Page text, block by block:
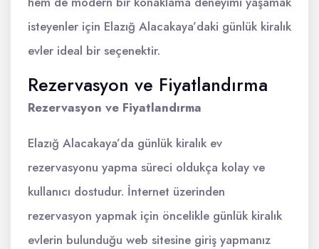
isteyenler için Elazığ Alacakaya’daki günlük kiralık
evler ideal bir seçenektir.
Rezervasyon ve Fiyatlandırma
Rezervasyon ve Fiyatlandırma
Elazığ Alacakaya’da günlük kiralık ev
rezervasyonu yapma süreci oldukça kolay ve
kullanıcı dostudur. İnternet üzerinden
rezervasyon yapmak için öncelikle günlük kiralık
evlerin bulunduğu web sitesine giriş yapmanız